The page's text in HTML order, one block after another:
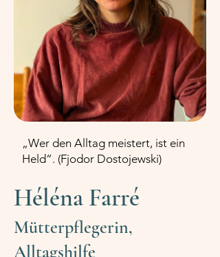
„Wer den Alltag meistert, ist ein
Held“. (Fjodor Dostojewski)
Héléna Farré
Mütterpflegerin,
Alltagshilfe